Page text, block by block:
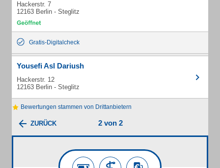
Hackerstr. 7
12163 Berlin - Steglitz
Gratis-Digitalcheck
Yousefi Asl Dariush
Hackerstr. 12
12163 Berlin - Steglitz
Bewertungen stammen von Drittanbietern
ZURÜCK 2 von 2